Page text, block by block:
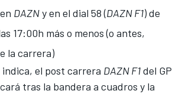
DAZNy en el dial 58 (DAZN F1) de
17:00h más o menos (o antes,
la carrera)
indica, el post carrera DAZN F1del GP
tras la bandera a cuadros y la